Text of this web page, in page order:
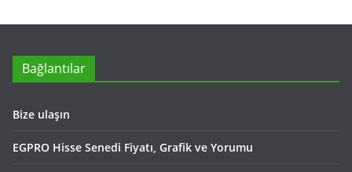
Bağlantılar
Bize ulaşın
EGPRO Hisse Senedi Fiyatı, Grafik ve Yorumu